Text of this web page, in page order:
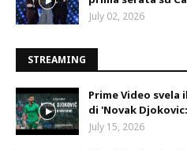
July 02, 2026
STREAMING
Prime Video
di 'Novak
July 15, 2026